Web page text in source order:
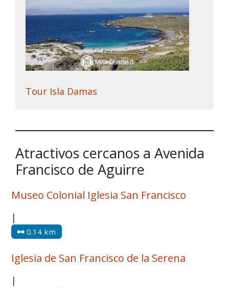
Tour Isla Damas
Atractivos cercanos a Avenida
Francisco de Aguirre
Museo Colonial Iglesia San Francisco
|
0.14 km
Iglesia de San Francisco de la Serena
|